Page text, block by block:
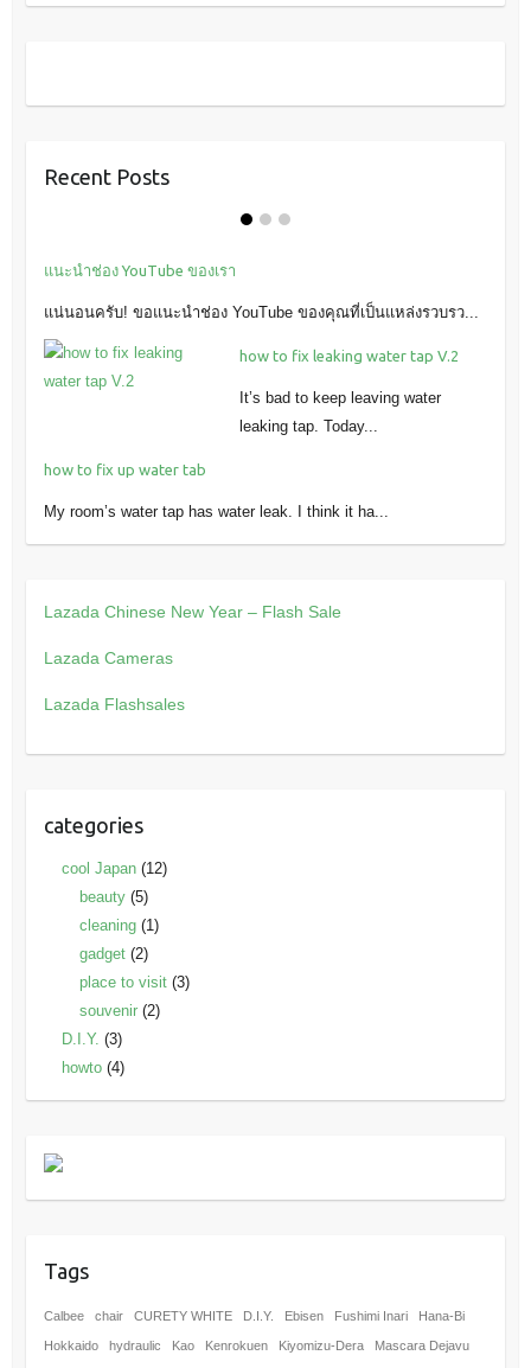
Recent Posts
แนะนำช่อง YouTube ของเรา
แน่นอนครับ! ขอแนะนำช่อง YouTube ของคุณที่เป็นแหล่งรวบรว...
how to fix leaking water tap V.2
It’s bad to keep leaving water
leaking tap. Today...
how to fix up water tab
My room’s water tap has water leak. I think it ha...
Lazada Chinese New Year – Flash Sale
Lazada Cameras
Lazada Flashsales
categories
cool Japan(12)
beauty(5)
cleaning(1)
gadget(2)
place to visit(3)
souvenir(2)
D.I.Y. (3)
howto(4)
Tags
Calbee chair CURETY WHITE D.I.Y. Ebisen Fushimi Inari Hana-Bi
Hokkaido hydraulic Kao Kenrokuen Kiyomizu-Dera Mascara Dejavu